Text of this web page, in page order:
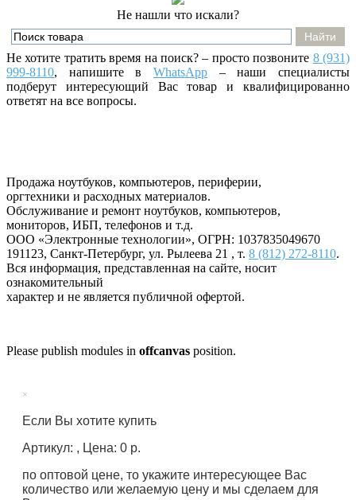
Не нашли что искали?
Не хотите тратить время на поиск? – просто позвоните 8 (931)
999-8110, напишитевWhatsApp – наши специалисты
подберут интересующий Вас товар и квалифицированно
ответят на все вопросы.
Продажа ноутбуков, компьютеров, периферии,
оргтехники и расходных материалов.
Обслуживание и ремонт ноутбуков, компьютеров,
мониторов, ИБП, телефонов и т.д.
ООО «Электронные технологии», ОГРН: 1037835049670
191123, Санкт-Петербург, ул. Рылеева 21 , т. 8 (812) 272-8110.
Вся информация, представленная на сайте, носит
ознакомительный
характер и не является публичной офертой.
Please publish modules in offcanvas position.
×
Если Вы хотите купить
Артикул: , Цена: 0 р.
по оптовой цене, то укажите интересующее Вас
количество или желаемую цену и мы сделаем для